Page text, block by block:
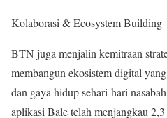
Kolaborasi & Ecosystem Building
BTN juga menjalin kemitraan
membangun ekosistem digital
dan gaya hidup sehari-hari
aplikasi Bale telah menjangkau